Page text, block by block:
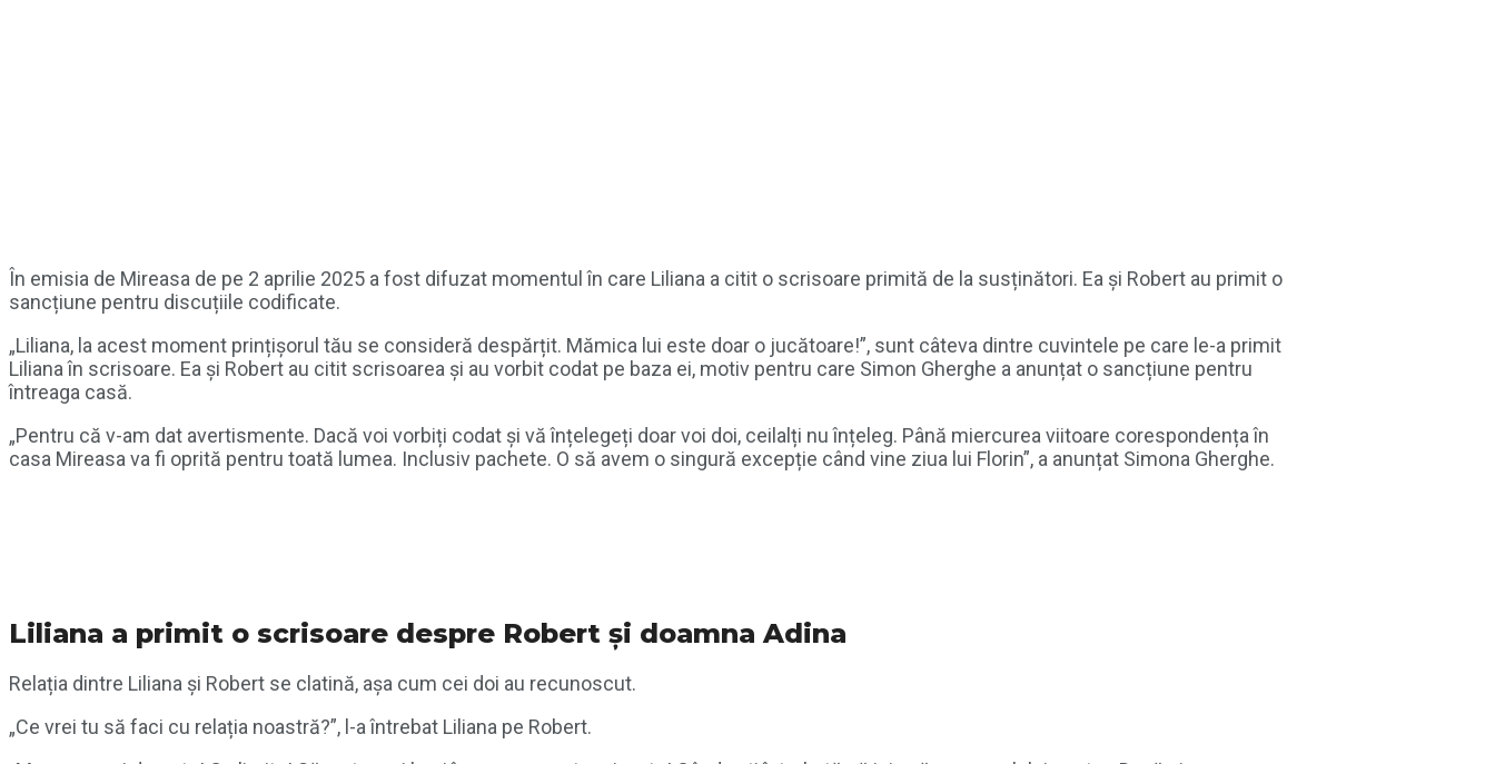
În emisia de Mireasa de pe 2 aprilie 2025 a fost difuzat momentul în care Liliana a citit o scrisoare primită de la susținători. Ea și Robert au primit o
sancțiune pentru discuțiile codificate.
„Liliana, la acest moment prințișorul tău se consideră despărțit. Mămica lui este doar o jucătoare!”, sunt câteva dintre cuvintele pe care le-a primit
Liliana în scrisoare. Ea și Robert au citit scrisoarea și au vorbit codat pe baza ei, motiv pentru care Simon Gherghe a anunțat o sancțiune pentru
întreaga casă.
„Pentru că v-am dat avertismente. Dacă voi vorbiți codat și vă înțelegeți doar voi doi, ceilalți nu înțeleg. Până miercurea viitoare corespondența în
casa Mireasa va fi oprită pentru toată lumea. Inclusiv pachete. O să avem o singură excepție când vine ziua lui Florin”, a anunțat Simona Gherghe.
Liliana a primit o scrisoare despre Robert și doamna Adina
Relația dintre Liliana și Robert se clatină, așa cum cei doi au recunoscut.
„Ce vrei tu să faci cu relația noastră?”, l-a întrebat Liliana pe Robert.